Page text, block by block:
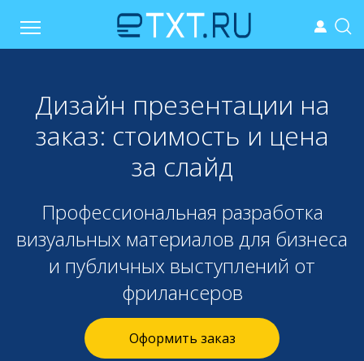
Дизайн презентации на
заказ: стоимость и цена
за слайд
Профессиональная разработка
визуальных материалов для бизнеса
и публичных выступлений от
фрилансеров
Оформить заказ